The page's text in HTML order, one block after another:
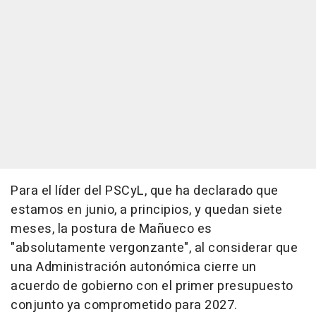
Para el líder del PSCyL, que ha declarado que
estamos en junio, a principios, y quedan siete
meses, la postura de Mañueco es
"absolutamente vergonzante", al considerar que
una Administración autonómica cierre un
acuerdo de gobierno con el primer presupuesto
conjunto ya comprometido para 2027.